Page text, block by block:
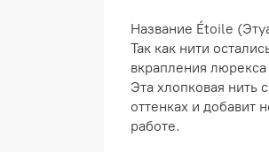
Название Étoile
Так как нити
вкрапления
Эта хлопковая
оттенках и добавит
работе.